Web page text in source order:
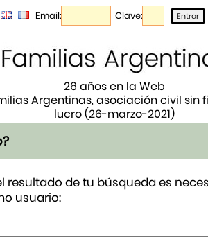
Email: Clave:
26 años en la Web
Argentinas, asociación civil sin
lucro (26-marzo-2021)
resultado de tu búsqueda es
usuario: